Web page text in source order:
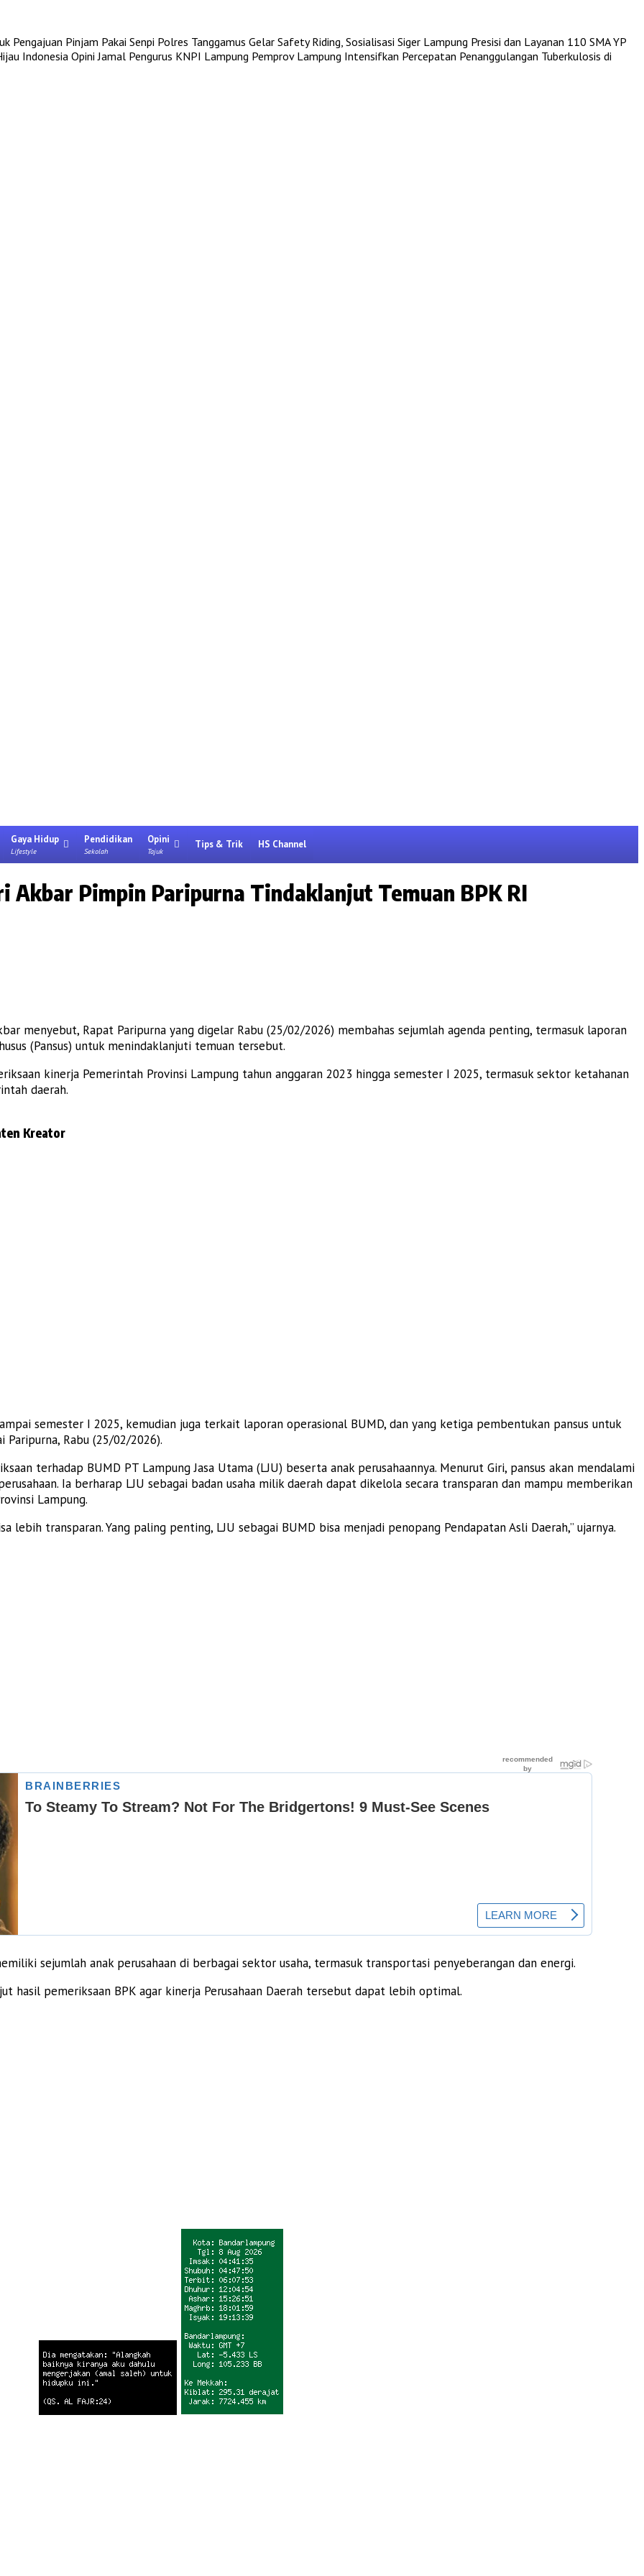
Pengajuan Pinjam Pakai Senpi Polres Tanggamus Gelar Safety Riding, Sosialisasi Siger Lampung Presisi dan Layanan 110 SMA YP
Indonesia Opini Jamal Pengurus KNPI Lampung Pemprov Lampung Intensifkan Percepatan Penanggulangan Tuberkulosis di
Gaya Hidup
Lifestyle
Pendidikan
Sekolah
Opini
Tajuk
Tips & Trik HS Channel
Akbar Pimpin Paripurna Tindaklanjut Temuan BPK RI
menyebut, Rapat Paripurna yang digelar Rabu (25/02/2026) membahas sejumlah agenda penting, termasuk laporan
(Pansus) untuk menindaklanjuti temuan tersebut.
kinerja Pemerintah Provinsi Lampung tahun anggaran 2023 hingga semester I 2025, termasuk sektor ketahanan
daerah.
Kreator
semester I 2025, kemudian juga terkait laporan operasional BUMD, dan yang ketiga pembentukan pansus untuk
Paripurna, Rabu (25/02/2026).
terhadap BUMD PT Lampung Jasa Utama (LJU) beserta anak perusahaannya. Menurut Giri, pansus akan mendalami
Ia berharap LJU sebagai badan usaha milik daerah dapat dikelola secara transparan dan mampu memberikan
Lampung.
lebih transparan. Yang paling penting, LJU sebagai BUMD bisa menjadi penopang Pendapatan Asli Daerah,” ujarnya.
sejumlah anak perusahaan di berbagai sektor usaha, termasuk transportasi penyeberangan dan energi.
hasil pemeriksaan BPK agar kinerja Perusahaan Daerah tersebut dapat lebih optimal.